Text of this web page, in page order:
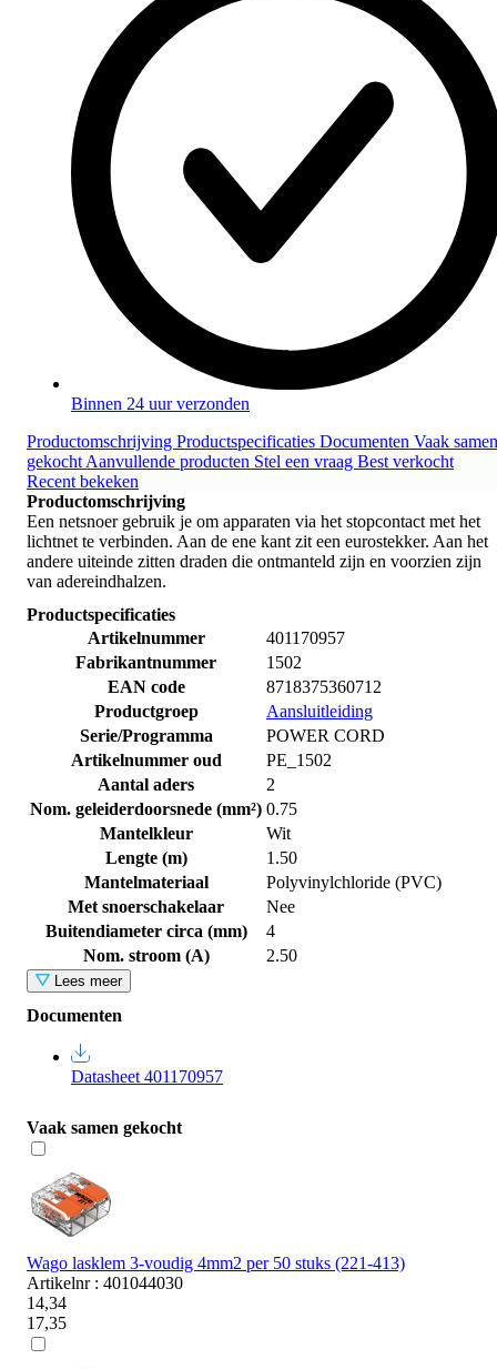
Binnen 24 uur verzonden
Productomschrijving Productspecificaties Documenten Vaak samen
gekocht Aanvullende producten Stel een vraag Best verkocht
Recent bekeken
Productomschrijving
Een netsnoer gebruik je om apparaten via het stopcontact met het
lichtnet te verbinden. Aan de ene kant zit een eurostekker. Aan het
andere uiteinde zitten draden die ontmanteld zijn en voorzien zijn
van adereindhalzen.
Productspecificaties
Artikelnummer
401170957
Fabrikantnummer
1502
EAN code
8718375360712
Productgroep
Aansluitleiding
Serie/Programma
POWER CORD
Artikelnummer oud
PE_1502
Aantal aders
2
Nom. geleiderdoorsnede (mm²) 0.75
Mantelkleur
Wit
Lengte (m)
1.50
Mantelmateriaal
Polyvinylchloride (PVC)
Met snoerschakelaar
Nee
Buitendiameter circa (mm)
4
Nom. stroom (A)
2.50
Lees meer
Documenten
Datasheet 401170957
Vaak samen gekocht
Wago lasklem 3-voudig 4mm2 per 50 stuks (221-413)
Artikelnr : 401044030
14,34
17,35